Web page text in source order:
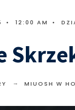
• 12:00 AM •
MIUOSH W